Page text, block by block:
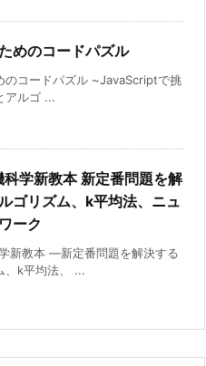
めのコードパズル
のコードパズル ~JavaScriptで挑
アルゴ ...
学新教本 新定番問題を解
ゴリズム、k平均法、ニュ
ーク
新教本 ―新定番問題を解決する
、k平均法、 ...